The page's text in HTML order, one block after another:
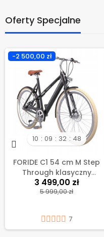
Oferty Specjalne
-2 500,00 zł
10 09 32 48
FORIDE C1 54 cm M Step
Through klasyczny
miejski rower
elektryczny, silnik 250W –
3 499,00 zł
5 999,00 zł
7